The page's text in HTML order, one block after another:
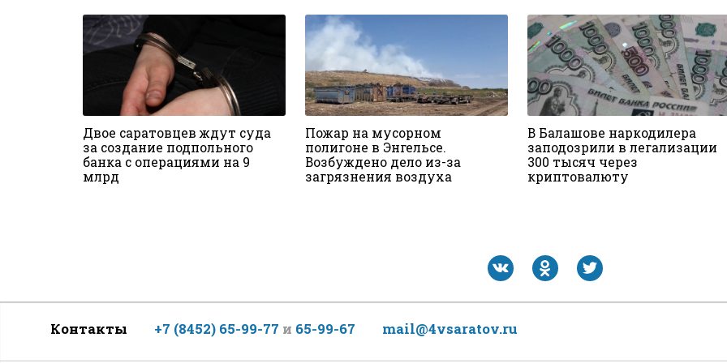
Двое саратовцев ждут суда
за создание подпольного
банка с операциями на 9
млрд
Пожар на мусорном
полигоне в Энгельсе.
Возбуждено дело из-за
загрязнения воздуха
В Балашове наркодилера
заподозрили в легализации
300 тысяч через
криптовалюту
Контакты +7 (8452) 65-99-77 и 65-99-67 mail@4vsaratov.ru